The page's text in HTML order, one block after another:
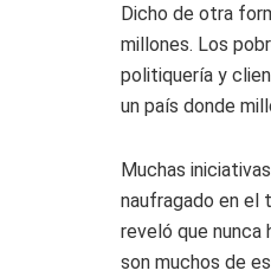
Dicho de otra
millones. Los
politiquería y
un país donde
Muchas
naufragado en el
reveló que nunca
son muchos de